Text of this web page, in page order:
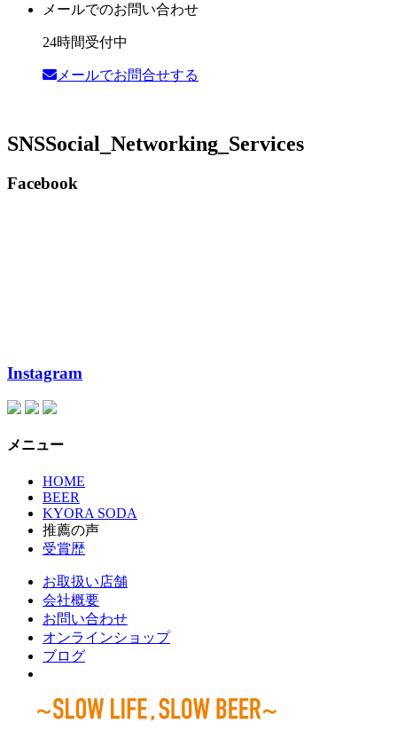
メールでのお問い合わせ
24時間受付中
メールでお問合せする
SNSSocial_Networking_Services
Facebook
Instagram
メニュー
HOME
BEER
KYORA SODA
推薦の声
受賞歴
お取扱い店舗
会社概要
お問い合わせ
オンラインショップ
ブログ